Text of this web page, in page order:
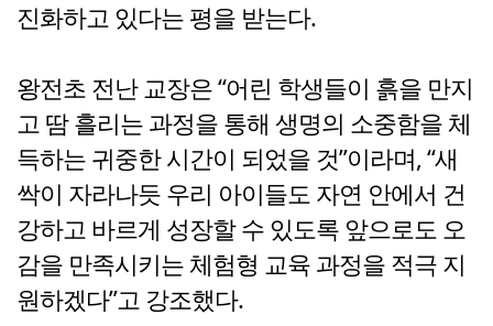
진화하고 있다는 평을 받는다.
왕전초 전난 교장은 “어린 학생들이 흙을 만지
고 땀 흘리는 과정을 통해 생명의 소중함을 체
득하는 귀중한 시간이 되었을 것”이라며, “새
싹이 자라나듯 우리 아이들도 자연 안에서 건
강하고 바르게 성장할 수 있도록 앞으로도 오
감을 만족시키는 체험형 교육 과정을 적극 지
원하겠다”고 강조했다.